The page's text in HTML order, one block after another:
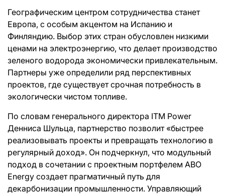
Географическим центром сотрудничества станет
Европа, с особым акцентом на Испанию и
Финляндию. Выбор этих стран обусловлен низкими
ценами на электроэнергию, что делает производство
зеленого водорода экономически привлекательным.
Партнеры уже определили ряд перспективных
проектов, где существует срочная потребность в
экологически чистом топливе.
По словам генерального директора ITM Power
Денниса Шульца, партнерство позволит «быстрее
реализовывать проекты и превращать технологию в
регулярный доход». Он подчеркнул, что модульный
подход в сочетании с проектным портфелем ABO
Energy создает прагматичный путь для
декарбонизации промышленности. Управляющий